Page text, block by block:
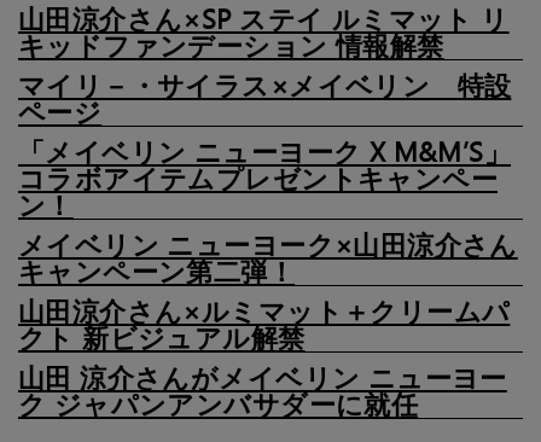
山田涼介さん×SP ステイ ルミマット リ
キッドファンデーション 情報解禁
マイリ－・サイラス×メイベリン 特設
ページ
「メイベリン ニューヨーク X M&M’S」
コラボアイテムプレゼントキャンペー
ン！
メイベリン ニューヨーク×山田涼介さん
キャンペーン第二弾！
山田涼介さん×ルミマット＋クリームパ
クト 新ビジュアル解禁
山田 涼介さんがメイベリン ニューヨー
ク ジャパンアンバサダーに就任